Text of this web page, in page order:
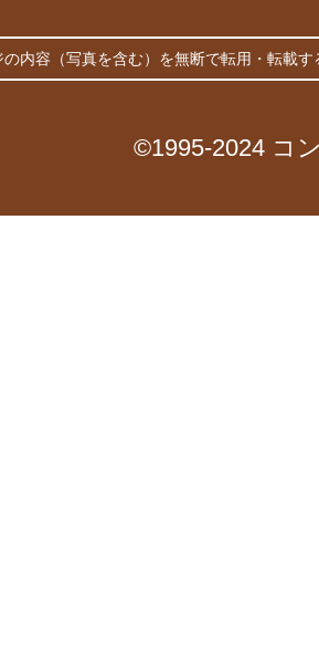
内容（写真を含む）を無断で転用・転載
©1995-2024 コ